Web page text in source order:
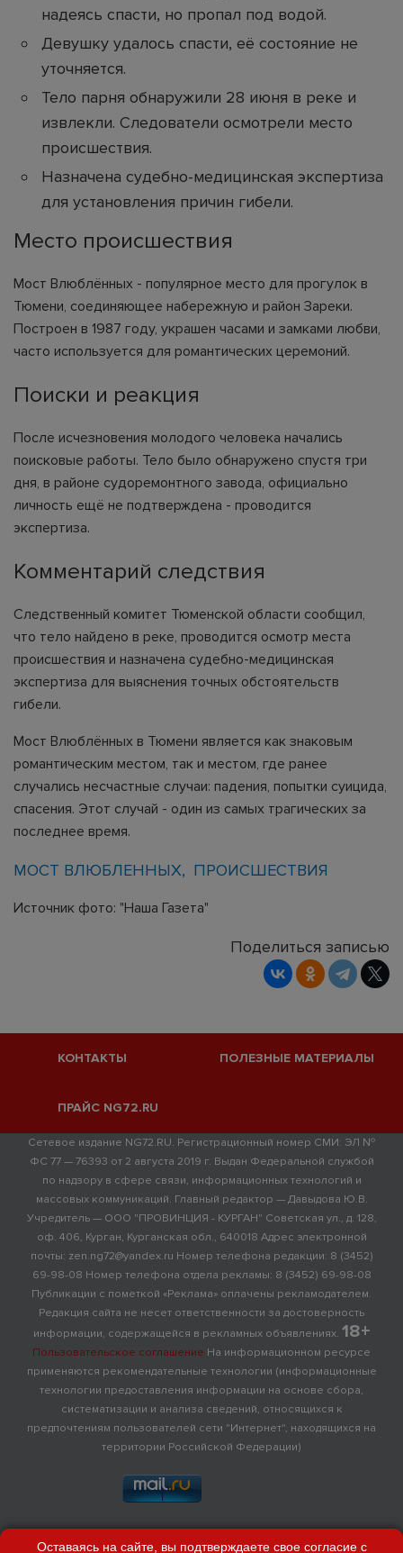
надеясь спасти, но пропал под водой.
Девушку удалось спасти, её состояние не
уточняется.
Тело парня обнаружили 28 июня в реке и
извлекли. Следователи осмотрели место
происшествия.
Назначена судебно-медицинская экспертиза
для установления причин гибели.
Место происшествия
Мост Влюблённых - популярное место для прогулок в
Тюмени, соединяющее набережную и район Зареки.
Построен в 1987 году, украшен часами и замками любви,
часто используется для романтических церемоний.
Поиски и реакция
После исчезновения молодого человека начались
поисковые работы. Тело было обнаружено спустя три
дня, в районе судоремонтного завода, официально
личность ещё не подтверждена - проводится
экспертиза.
Комментарий следствия
Следственный комитет Тюменской области сообщил,
что тело найдено в реке, проводится осмотр места
происшествия и назначена судебно-медицинская
экспертиза для выяснения точных обстоятельств
гибели.
Мост Влюблённых в Тюмени является как знаковым
романтическим местом, так и местом, где ранее
случались несчастные случаи: падения, попытки суицида,
спасения. Этот случай - один из самых трагических за
последнее время.
МОСТ ВЛЮБЛЕННЫХ ПРОИСШЕСТВИЯ
Источник фото: "Наша Газета"
Поделиться записью
КОНТАКТЫ ПОЛЕЗНЫЕ МАТЕРИАЛЫ
ПРАЙС NG72.RU
Сетевое издание NG72.RU. Регистрационный номер СМИ: ЭЛ №
ФС 77 — 76393 от 2 августа 2019 г. Выдан Федеральной службой
по надзору в сфере связи, информационных технологий и
массовых коммуникаций. Главный редактор — Давыдова Ю.В.
Учредитель — ООО "ПРОВИНЦИЯ - КУРГАН" Советская ул., д. 128,
оф. 406, Курган, Курганская обл., 640018 Адрес электронной
почты: zen.ng72@yandex.ru Номер телефона редакции: 8 (3452)
69-98-08 Номер телефона отдела рекламы: 8 (3452) 69-98-08
Публикации с пометкой «Реклама» оплачены рекламодателем.
Редакция сайта не несет ответственности за достоверность
информации, содержащейся в рекламных объявлениях. 18+
Пользовательское соглашение На информационном ресурсе
применяются рекомендательные технологии (информационные
технологии предоставления информации на основе сбора,
систематизации и анализа сведений, относящихся к
предпочтениям пользователей сети "Интернет", находящихся на
территории Российской Федерации)
Оставаясь на сайте, вы подтверждаете свое согласие с